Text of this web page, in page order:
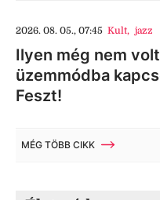
2026. 08. 05., 07:45 Kult, jazz
Ilyen még nem
üzemmódba
Feszt!
MÉG TÖBB CIKK